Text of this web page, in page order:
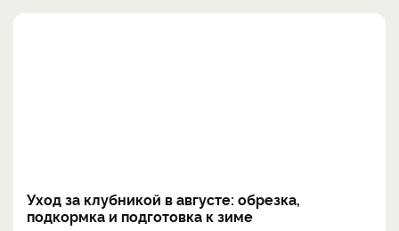
Уход за клубникой в августе: обрезка,
подкормка и подготовка к зиме